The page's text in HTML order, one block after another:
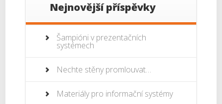
Nejnovější příspěvky
Šampióni v prezentačních
systémech
Nechte stěny promlouvat…
Materiály pro informační systémy